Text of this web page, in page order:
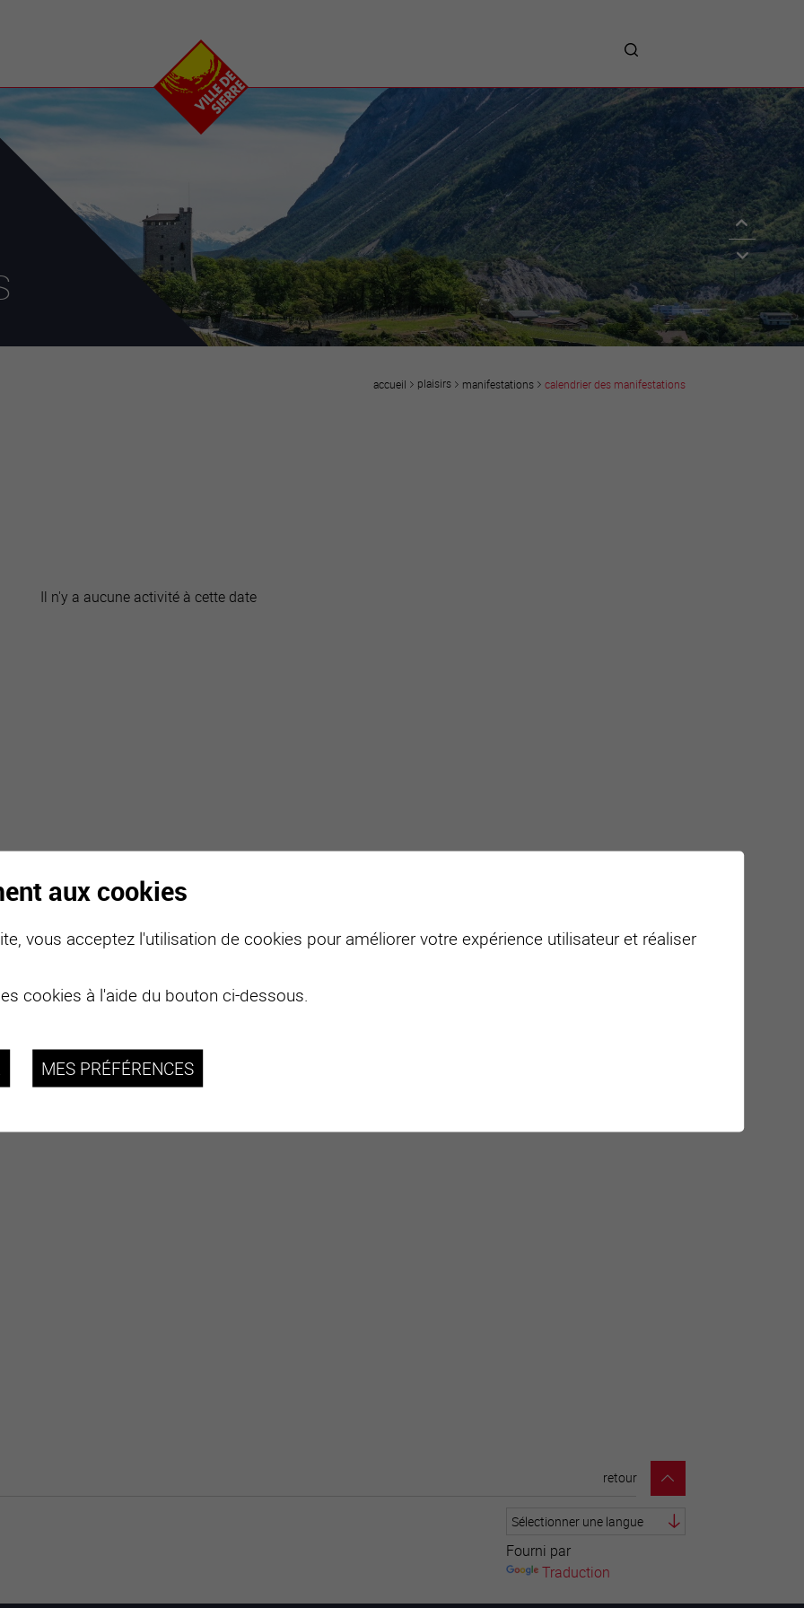
2028
Manifestations
Sport et loisirs
Nature
Chantiers en ville
Plan directeur du
centre-ville
Prestations
Avantages
Unternehmen :
Willkommen!
Companies : Welcome!
Imprese : benvenute!
accueil plaisirs manifestations calendrier des manifestations
Il n'y a aucune activité à cette date
Fourni par
Traduction
retour
aux cookies
vous acceptez l'utilisation de cookies pour améliorer votre expérience utilisateur et réaliser
cookies à l'aide du bouton ci-dessous.
MES PRÉFÉRENCES